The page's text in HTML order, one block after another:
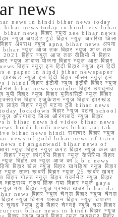
news
news in hindi bihar news today
bihar news today in hindi etv bihar
news बिहार न्यूस zee bihar news
न्यूज़ अपडेट टुडे बिहार न्यूज़ अररिया जिला
बिहार अपराध न्यूज़ apna bihar news अपना
bihar न्यूज़ आज तक बिहार न्यूज़ आज तक
बिहार न्यूज़ आज तक वीडियो में बिहार
न्यूज़ आवास योजना बिहार न्यूज़ आरा बिहार
बिहार न्यूज़ इन हिंदी बिहार न्यूज़ इन हिंदी
e paper in hindi bihar newspaper
झारखंड न्यूज़ इन हिंदी बिहार मौसम न्यूज़ इन
i hindi बिहार ईटीवी न्यूज़ ईटीवी बिहार न्यूज़
चैनल bihar news youtube बिहार उपचुनाव
बिहार न्यूज़ बिहार यूनिवर्सिटी न्यूज़ बिहार
बिहार एजुकेशन न्यूज़ बिहार झारखंड
लाइव बिहार न्यूज़ पटना टुडे bihar news
today lockdown बिहार न्यूज़ पटना school
औरंगाबाद जिला औरंगाबाद न्यूज़ बिहार
h bihar news hd video bihar news
hindi hindi news bihar aaj tak
bihar news hindi समाचार बिहार न्यूज़
news of gold bihar news of train
of anganwadi bihar news of
न्यूज़ बिहार न्यूज़ करंट बिहार न्यूज़ कल का
न्यूज़ कांग्रेस बिहार न्यूज़ केसरिया बिहार
न्यूज़ बिहार का न्यूज़ आज का k b c news
बिहार खेल न्यूज़ बिहार खगड़िया न्यूज़ बिहार
न्यूज़ ताजा खबरी बिहार न्यूज़ 25 खबर खबर
बिहार गोल्ड न्यूज़ बिहार गवर्नमेंट न्यूज़ बिहार
व्हाट्सप्प ग्रुप लिंक गया बिहार न्यूज़ gaya
गया बिहार न्यूज़ प्रभात खबर bihar da
news बिहार न्यूज़ चैनल बिहार न्यूज़ चैनल
न्यूज़ चिराग पासवान बिहार न्यूज़ चंपारण
चुनाव न्यूज़ टुडे बिहार चेन्नई न्यूज़ चल बिहार
bihar news in hindi बिहार न्यूज़